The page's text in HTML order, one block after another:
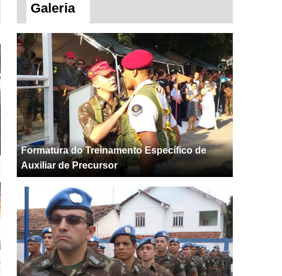
Galeria
Formatura do Treinamento Específico de
Auxiliar de Precursor